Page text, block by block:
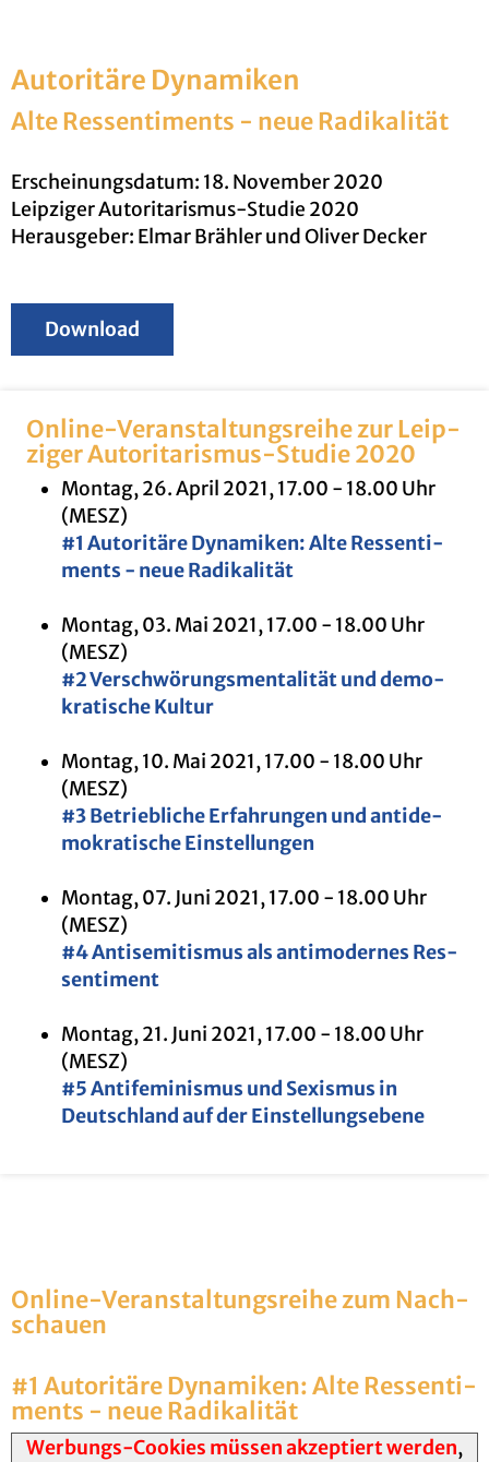
Au­to­ri­tä­re Dy­na­mi­ken
Alte Res­sen­ti­ments - neue Ra­di­ka­li­tät
Er­schei­nungs­da­tum: 18. No­vem­ber 2020
Leip­zi­ger Au­to­ri­ta­ris­mus-Stu­die 2020
Her­aus­ge­ber: Elmar Bräh­ler und Oli­ver De­cker
Down­load
On­line-Ver­an­stal­tungs­rei­he zur Leip­
zi­ger Au­to­ri­ta­ris­mus-Stu­die 2020
Mon­tag, 26. April 2021, 17.00 - 18.00 Uhr
(MESZ)
#1 Au­to­ri­tä­re Dy­na­mi­ken: Alte Res­sen­ti­
ments - neue Ra­di­ka­li­tät
Mon­tag, 03. Mai 2021, 17.00 - 18.00 Uhr
(MESZ)
#2 Ver­schwö­rungs­men­ta­li­tät und de­mo­
kra­ti­sche Kul­tur
Mon­tag, 10. Mai 2021, 17.00 - 18.00 Uhr
(MESZ)
#3 Be­trieb­li­che Er­fah­run­gen und an­ti­de­
mo­kra­ti­sche Ein­stel­lun­gen
Mon­tag, 07. Juni 2021, 17.00 - 18.00 Uhr
(MESZ)
#4 An­ti­se­mi­tis­mus als an­ti­mo­der­nes Res­
sen­ti­ment
Mon­tag, 21. Juni 2021, 17.00 - 18.00 Uhr
(MESZ)
#5 An­ti­fe­mi­nis­mus und Se­xis­mus in
Deutsch­land auf der Ein­stel­lungs­ebe­ne
On­line-Ver­an­stal­tungs­rei­he zum Nach­
schau­en
#1 Au­to­ri­tä­re Dy­na­mi­ken: Alte Res­sen­ti­
ments - neue Ra­di­ka­li­tät
Werbungs-Cookies müssen akzeptiert werden,